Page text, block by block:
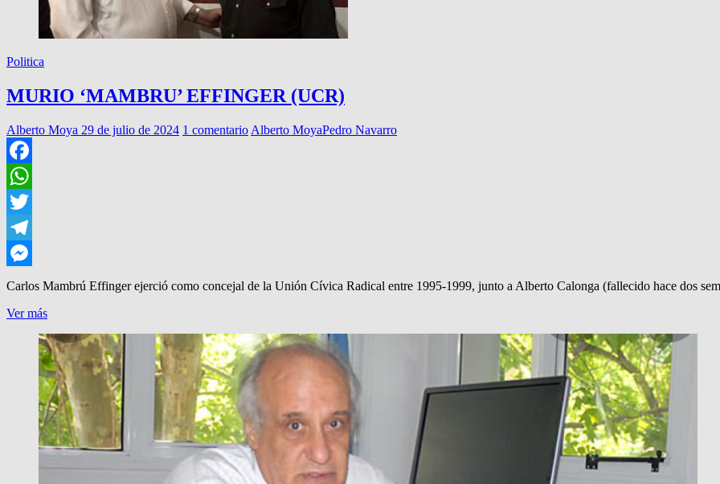
Politica
MURIO ‘MAMBRU’ EFFINGER (UCR)
Alberto Moya 29 de julio de 2024 1 comentario Alberto MoyaPedro Navarro
Facebook
WhatsApp
Twitter
Telegram
Messenger
Carlos Mambrú Effinger ejerció como concejal de la Unión Cívica Radical entre 1995-1999, junto a Alberto Calonga (fallecido hace dos
Ver másMURIO
EFFINGER
(UCR)